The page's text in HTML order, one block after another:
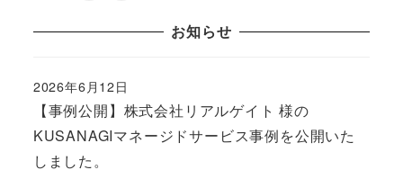
お知らせ
【事例公開】株式会社リアルゲイト 様の
KUSANAGIマネージドサービス事例を公開いた
しました。
Published
2026年6月12日